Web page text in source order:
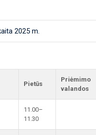
2025 m.
Pietūs
Priėmimo
valandos
11.00–
11.30